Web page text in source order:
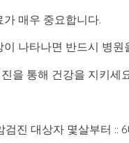
매우 중요합니다.
이 나타나면 반드시 병원
을 통해 건강을 지키세
검진 대상자 몇살부터 ::